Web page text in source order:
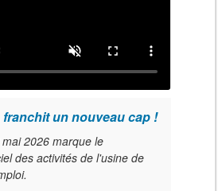
franchit un nouveau cap !
2026 marque le
des activités de l'usine de